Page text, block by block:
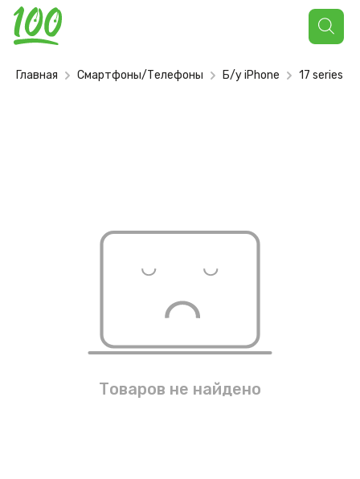
Поиск
товаров
Главная Смартфоны/Телефоны Б/у iPhone 17 series
Товаров не найдено